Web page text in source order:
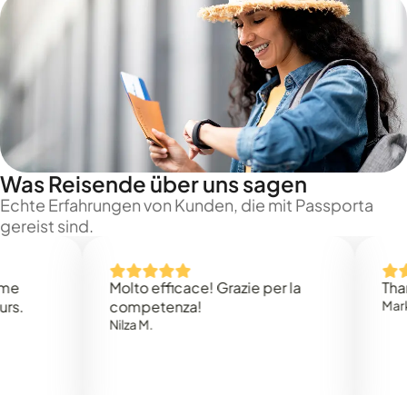
Was Reisende über uns sagen
Echte Erfahrungen von Kunden, die mit Passporta
gereist sind.
Molto efficace! Grazie per la
competenza!
Thank